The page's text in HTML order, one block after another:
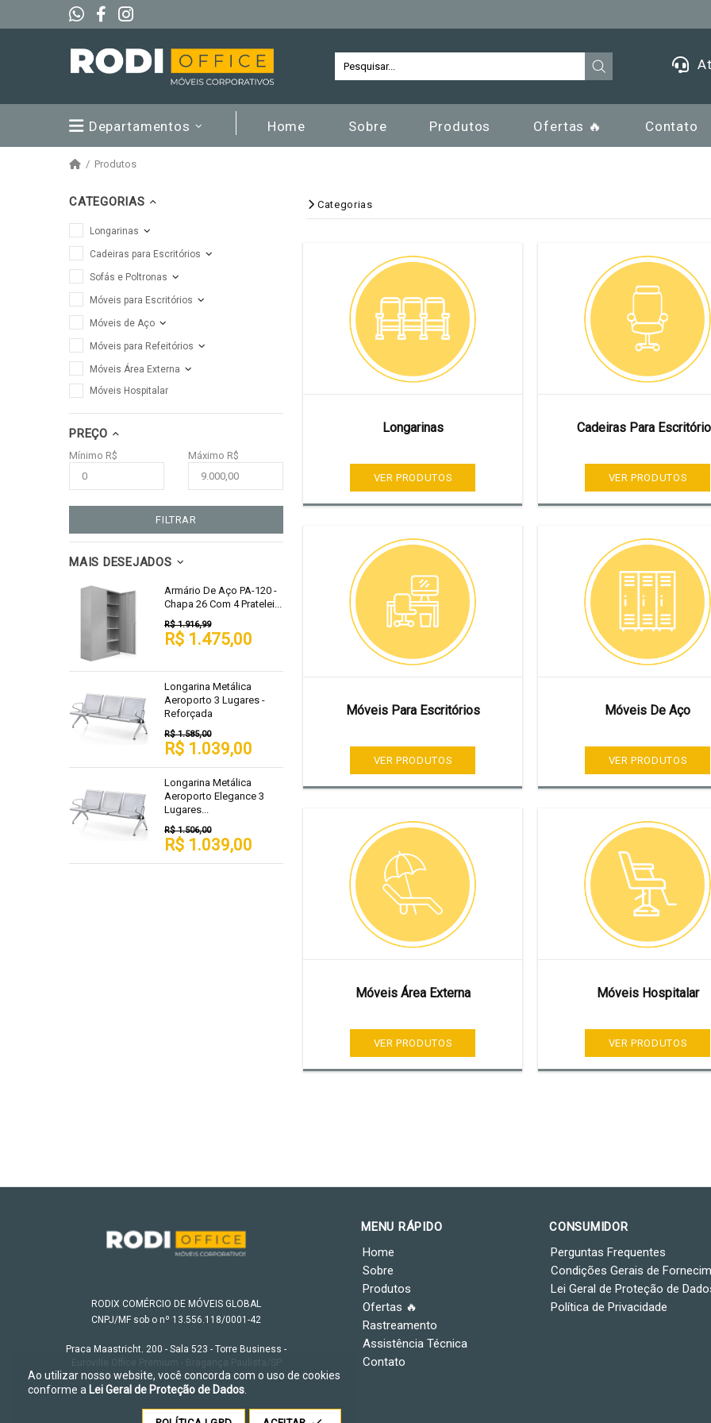
Departamentos Home Sobre Produtos Ofertas 🔥 Contato
Produtos
CATEGORIAS
Longarinas
Cadeiras para Escritórios
Sofás e Poltronas
Móveis para Escritórios
Móveis de Aço
Móveis para Refeitórios
Móveis Área Externa
Móveis Hospitalar
PREÇO
Mínimo R$ Máximo R$
FILTRAR
MAIS DESEJADOS
Armário De Aço PA-120 -
Chapa 26 Com 4 Pratelei...
R$ 1.916,99
R$ 1.475,00
Longarina Metálica
Aeroporto 3 Lugares -
Reforçada
R$ 1.585,00
R$ 1.039,00
Longarina Metálica
Aeroporto Elegance 3
Lugares...
R$ 1.506,00
R$ 1.039,00
Categorias
Longarinas
VER PRODUTOS
Cadeiras Para
VER PRODUTOS
Móveis Para Escritórios
VER PRODUTOS
Móveis De Aço
VER PRODUTOS
Móveis Área Externa
VER PRODUTOS
Móveis Hospitalar
VER PRODUTOS
RODIX COMÉRCIO DE MÓVEIS GLOBAL
CNPJ/MF sob o nº 13.556.118/0001-42
Praça Maastricht, 200 - Sala 523 - Torre Business -
MENU RÁPIDO
Home
Sobre
Produtos
Ofertas 🔥
Rastreamento
Assistência Técnica
Contato
CONSUMIDOR
Perguntas Frequentes
Condições Gerais de
Lei Geral de Proteção de
Política de Privacidade
Ao utilizar nosso website, você concorda com o uso de cookies
conforme a Lei Geral de Proteção de Dados